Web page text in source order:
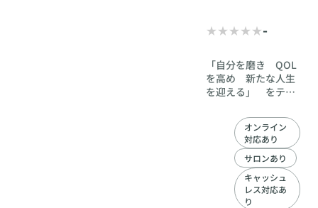
-
「自分を磨き QOL
を高め 新たな人生
を迎える」 をテー
先の幸せまでもサポ
ート致します。 男性
専門に特化していま
す。人生の質を高め
新たな人生の１歩を
ともに歩みましょ
オンライン
対応あり
サロンあり
キャッシュ
レス対応あ
り